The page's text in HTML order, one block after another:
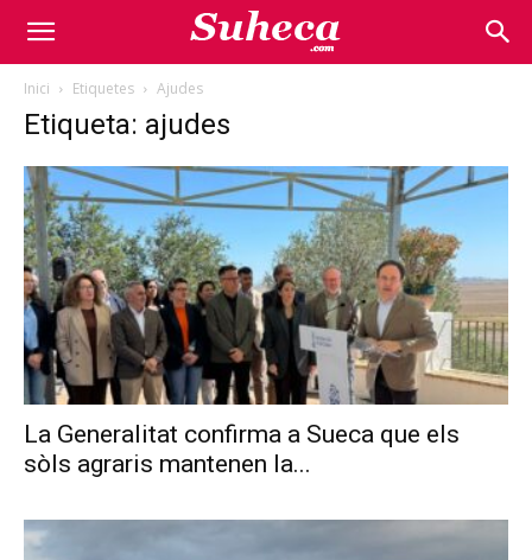
Inici Etiquetes Ajudes
Etiqueta: ajudes
La Generalitat confirma a Sueca que els
sòls agraris mantenen la...